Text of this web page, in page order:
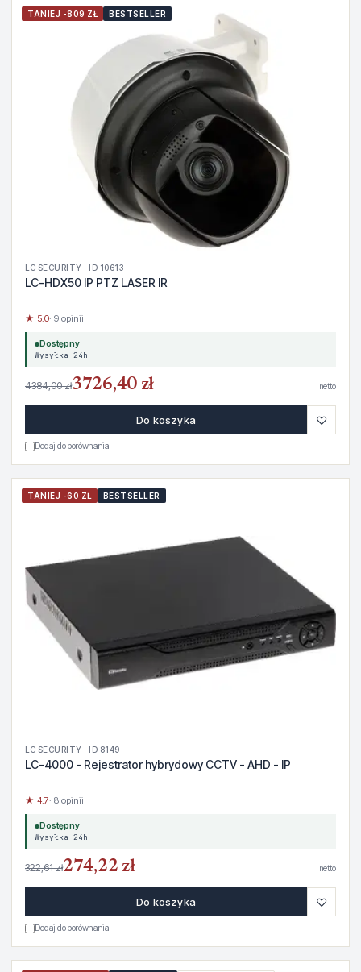
TANIEJ -809 ZŁ BESTSELLER
LC SECURITY · ID 10613
LC-HDX50 IP PTZ LASER IR
★ 5.0· 9 opinii
Dostępny
Wysyłka 24h
4384,00 zł3726,40 zł netto
Do koszyka ♡
Dodaj do porównania
TANIEJ -60 ZŁ BESTSELLER
LC SECURITY · ID 8149
LC-4000 - Rejestrator hybrydowy CCTV - AHD - IP
★ 4.7· 8 opinii
Dostępny
Wysyłka 24h
322,61 zł274,22 zł netto
Do koszyka ♡
Dodaj do porównania